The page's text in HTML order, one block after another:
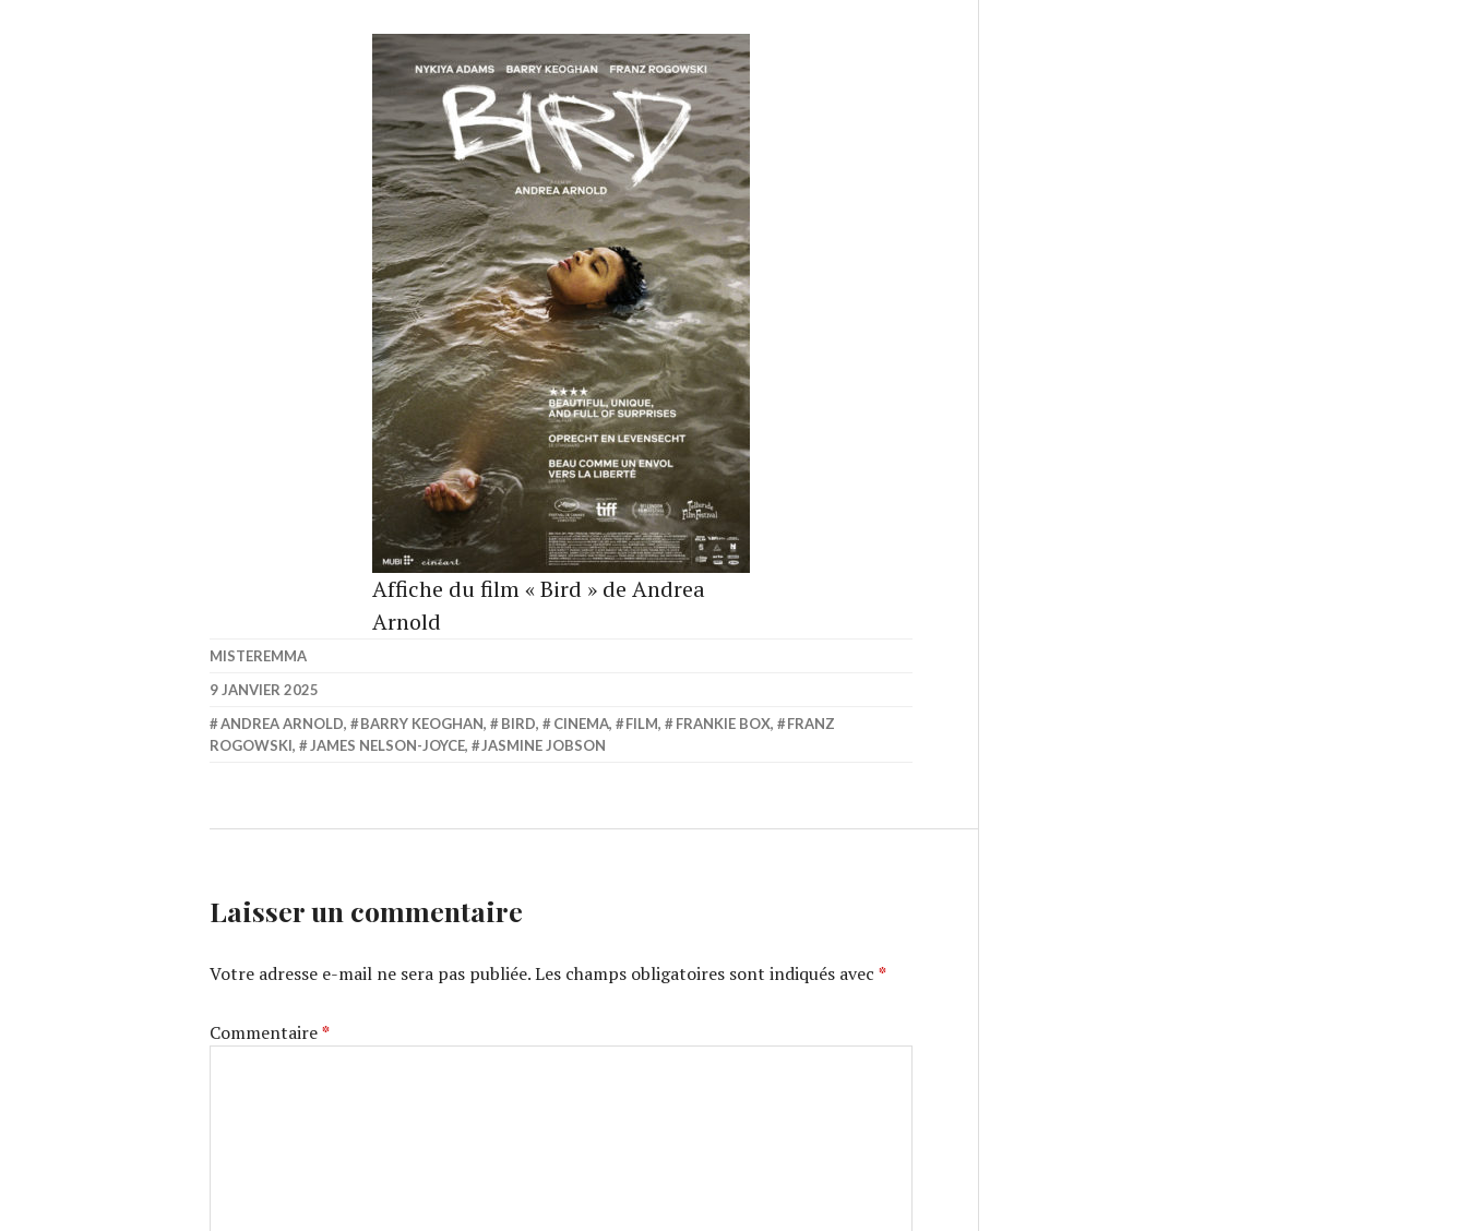
Affiche du film « Bird » de Andrea
Arnold
MISTEREMMA
9 JANVIER 2025
ANDREA ARNOLD, BARRY KEOGHAN, BIRD, CINEMA, FILM, FRANKIE BOX,
FRANZ
ROGOWSKI, JAMES NELSON-JOYCE, JASMINE JOBSON
Laisser un commentaire
Votre adresse e-mail ne sera pas publiée.Les champs obligatoires sont indiqués avec *
Commentaire*